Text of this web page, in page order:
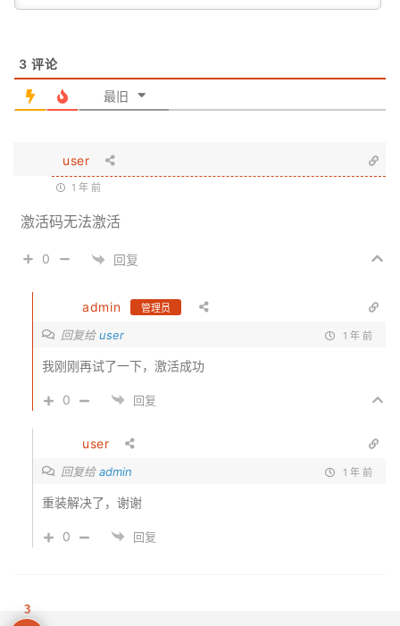
3 评论
最旧
user
1 年 前
激活码无法激活
0 回复
admin 管理员
回复给user 1 年 前
我刚刚再试了一下，激活成功
0 回复
user
回复给admin 1 年 前
重装解决了，谢谢
0 回复
3